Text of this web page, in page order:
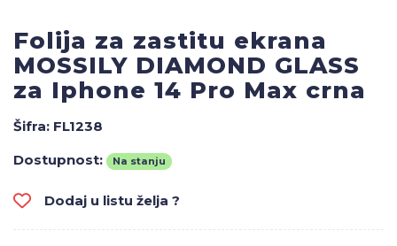
Folija za zastitu ekrana
MOSSILY DIAMOND GLASS
za Iphone 14 Pro Max crna
Šifra: FL1238
Dostupnost:
Na stanju
Dodaj u listu želja ?